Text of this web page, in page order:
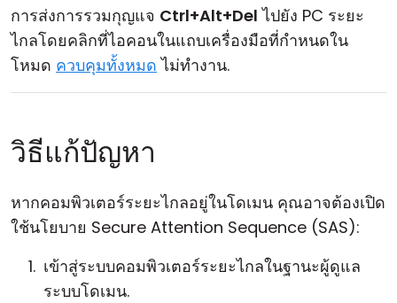
การส่งการรวมกุญแจ Ctrl+Alt+Del ไปยัง PC ระยะ
ไกลโดยคลิกที่ไอคอนในแถบเครื่องมือที่กำหนดใน
โหมด ควบคุมทั้งหมด ไม่ทำงาน.
วิธีแก้ปัญหา
หากคอมพิวเตอร์ระยะไกลอยู่ในโดเมน คุณอาจต้องเปิด
ใช้นโยบาย Secure Attention Sequence (SAS):
เข้าสู่ระบบคอมพิวเตอร์ระยะไกลในฐานะผู้ดูแล
ระบบโดเมน.